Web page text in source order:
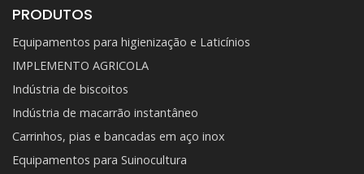
PRODUTOS
Equipamentos para higienização e Laticínios
IMPLEMENTO AGRICOLA
Indústria de biscoitos
Indústria de macarrão instantâneo
Carrinhos, pias e bancadas em aço inox
Equipamentos para Suinocultura